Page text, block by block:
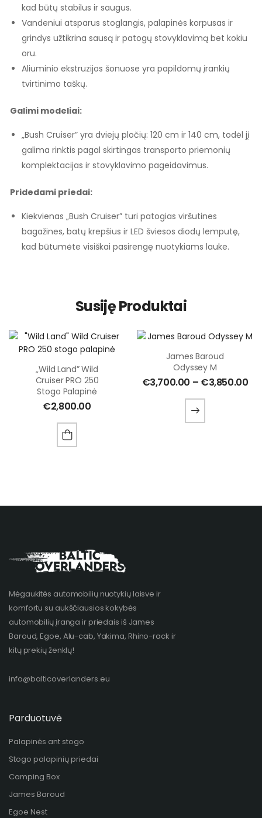
kad būtų stabilus ir saugus.
Vandeniui atsparus stoglangis, palapinės korpusas ir
grindys užtikrina sausą ir patogų stovyklavimą bet kokiu
oru.
Aliuminio ekstruzijos šonuose yra papildomų įrankių
tvirtinimo taškų.
Galimi modeliai:
„Bush Cruiser” yra dviejų pločių: 120 cm ir 140 cm, todėl jį
galima rinktis pagal skirtingas transporto priemonių
komplektacijas ir stovyklavimo pageidavimus.
Pridedami priedai:
Kiekvienas „Bush Cruiser” turi patogias viršutines
bagažines, batų krepšius ir LED šviesos diodų lemputę,
kad būtumėte visiškai pasirengę nuotykiams lauke.
Susiję Produktai
„Wild Land” Wild
Cruiser PRO 250
Stogo Palapinė
€2,800.00
James Baroud
Odyssey M
€3,700.00 – €3,850.00
Mėgaukitės automobilių nuotykių laisve ir
komfortu su aukščiausios kokybės
automobilių įranga ir priedais iš James
Baroud, Egoe, Alu-cab, Yakima, Rhino-rack ir
kitų prekių ženklų!​
info@balticoverlanders.eu
Parduotuvė
Palapinės ant stogo
Stogo palapinių priedai
Camping Box
James Baroud
Egoe Nest